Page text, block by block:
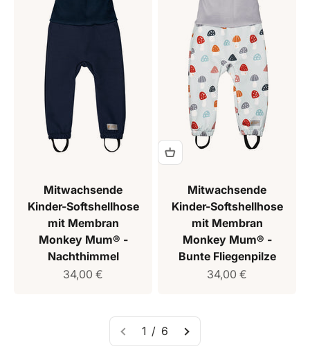
Mitwachsende
Kinder-Softshellhose
mit Membran
Monkey Mum® -
Nachthimmel
Verkaufspreis
34,00 €
Mitwachsende
Kinder-Softshellhose
mit Membran
Monkey Mum® -
Bunte Fliegenpilze
Verkaufspreis
34,00 €
1 / 6